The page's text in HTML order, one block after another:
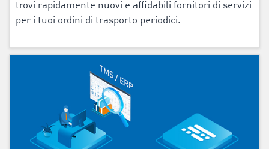
trovi rapidamente nuovi e affidabili fornitori di servizi
per i tuoi ordini di trasporto periodici.